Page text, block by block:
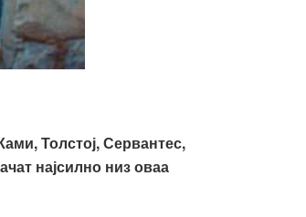
Толстој, Сервантес,
најсилно низ оваа